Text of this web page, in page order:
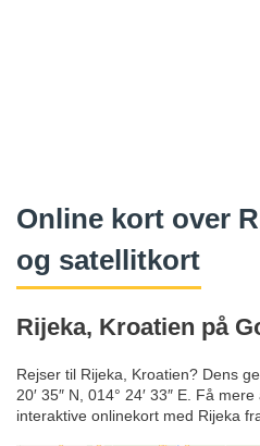
Online kort over
og satellitkort
Rijeka, Kroatien på
Rejser til Rijeka, Kroatien? Dens
20′ 35″ N, 014° 24′ 33″ E. Få
interaktive onlinekort med Rijeka